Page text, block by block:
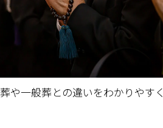
や一般葬との違いをわかりやすく